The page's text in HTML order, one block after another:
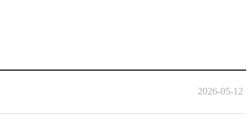
2026-05-12